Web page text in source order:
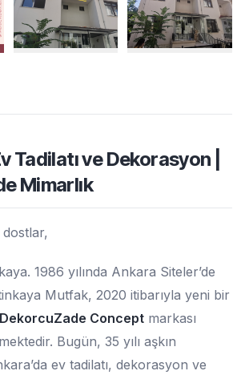
Tadilatı ve Dekorasyon |
Mimarlık
1986 yılında Ankara Siteler’de
Mutfak, 2020 itibarıyla yeni bir
DekorcuZade Concept markası
Bugün, 35 yılı aşkın
ev tadilatı, dekorasyon ve